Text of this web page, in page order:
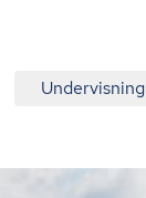
Undervisning